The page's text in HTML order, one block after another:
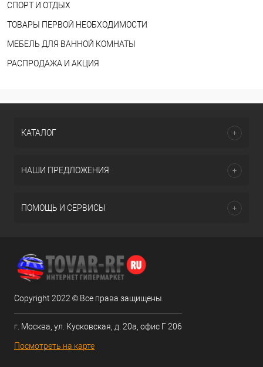
СПОРТ И ОТДЫХ
ТОВАРЫ ПЕРВОЙ НЕОБХОДИМОСТИ
МЕБЕЛЬ ДЛЯ ВАННОЙ КОМНАТЫ
РАСПРОДАЖА И АКЦИЯ
КАТАЛОГ
НАШИ ПРЕДЛОЖЕНИЯ
ПОМОЩЬ И СЕРВИСЫ
Copyright 2022 © Все права защищены.
г. Москва, ул. Кусковская, д. 20а, офис Г 206
Посмотреть на карте